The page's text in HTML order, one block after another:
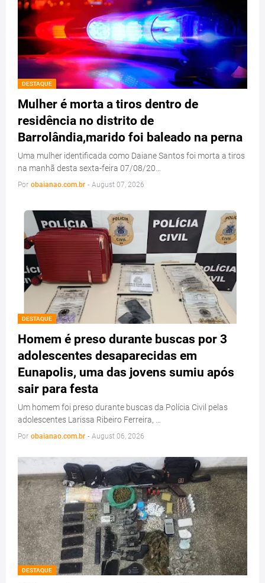
DESTAQUE
Mulher é morta a tiros dentro de
residência no distrito de
Barrolândia,marido foi baleado na perna
Uma mulher identificada como Daiane Santos foi morta a tiros
na manhã desta sexta-feira 07/08/20…
Por obaianao.com.br - August 07, 2026
DESTAQUE
Homem é preso durante buscas por 3
adolescentes desaparecidas em
Eunapolis, uma das jovens sumiu após
sair para festa
Um homem foi preso durante buscas da Polícia Civil pelas
adolescentes Larissa Ribeiro Ferreira, …
Por obaianao.com.br - August 06, 2026
DESTAQUE